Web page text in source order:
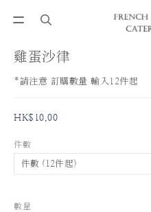
雞蛋沙律
*請注意 訂購數量 輸入12件起
HK$10.00
件數
數量